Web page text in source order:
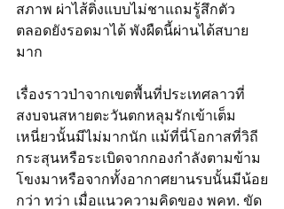
สภาพ ผ่าไส้ติ่งแบบไม่ชาแถมรู้สึกตัว
ตลอดยังรอดมาได้ พังผืดนี้ผ่านได้สบาย
มาก
เรื่องราวป่าจากเขตพื้นที่ประเทศลาวที่
สงบจนสหายตะวันตกหลุมรักเข้าเต็ม
เหนี่ยวนั้นมีไม่มากนัก แม้ที่นี่โอกาสที่วิถี
กระสุนหรือระเบิดจากกองกำลังตามข้าม
โขงมาหรือจากทั้งอากาศยานรบนั้นมีน้อย
กว่า ทว่า เมื่อแนวความคิดของ พคท. ขัด